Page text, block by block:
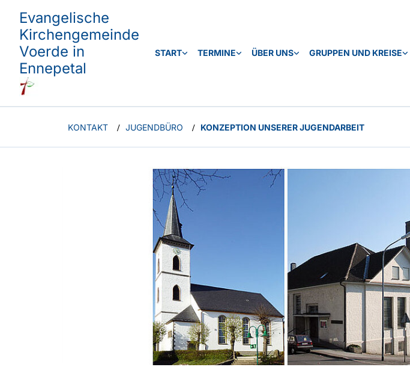
Evangelische
Kirchengemeinde
Voerde in
Ennepetal
START TERMINE ÜBER UNS GRUPPEN UND KREISE
KONTAKT / JUGENDBÜRO / KONZEPTION UNSERER JUGENDARBEIT